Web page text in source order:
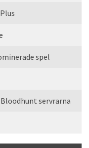
spel
servrarna